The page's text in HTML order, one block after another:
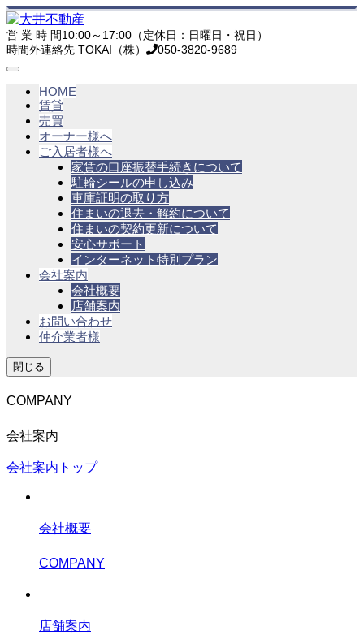
営 業 時 間10:00～17:00（定休日：日曜日・祝日）
時間外連絡先 TOKAI（株）
050-3820-9689
HOME
賃貸
売買
オーナー様へ
ご入居者様へ
家賃の口座振替手続きについて
駐輪シールの申し込み
車庫証明の取り方
住まいの退去・解約について
住まいの契約更新について
安心サポート
インターネット特別プラン
会社案内
会社概要
店舗案内
お問い合わせ
仲介業者様
閉じる
COMPANY
会社案内
会社案内トップ
会社概要
COMPANY
店舗案内